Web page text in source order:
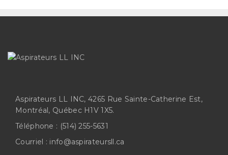
Aspirateurs LL INC, 4265 Rue Sainte-Catherine Est,
Montréal, Québec H1V 1X5.
Téléphone : (514) 255-5631
Courriel : info@aspirateursll.ca